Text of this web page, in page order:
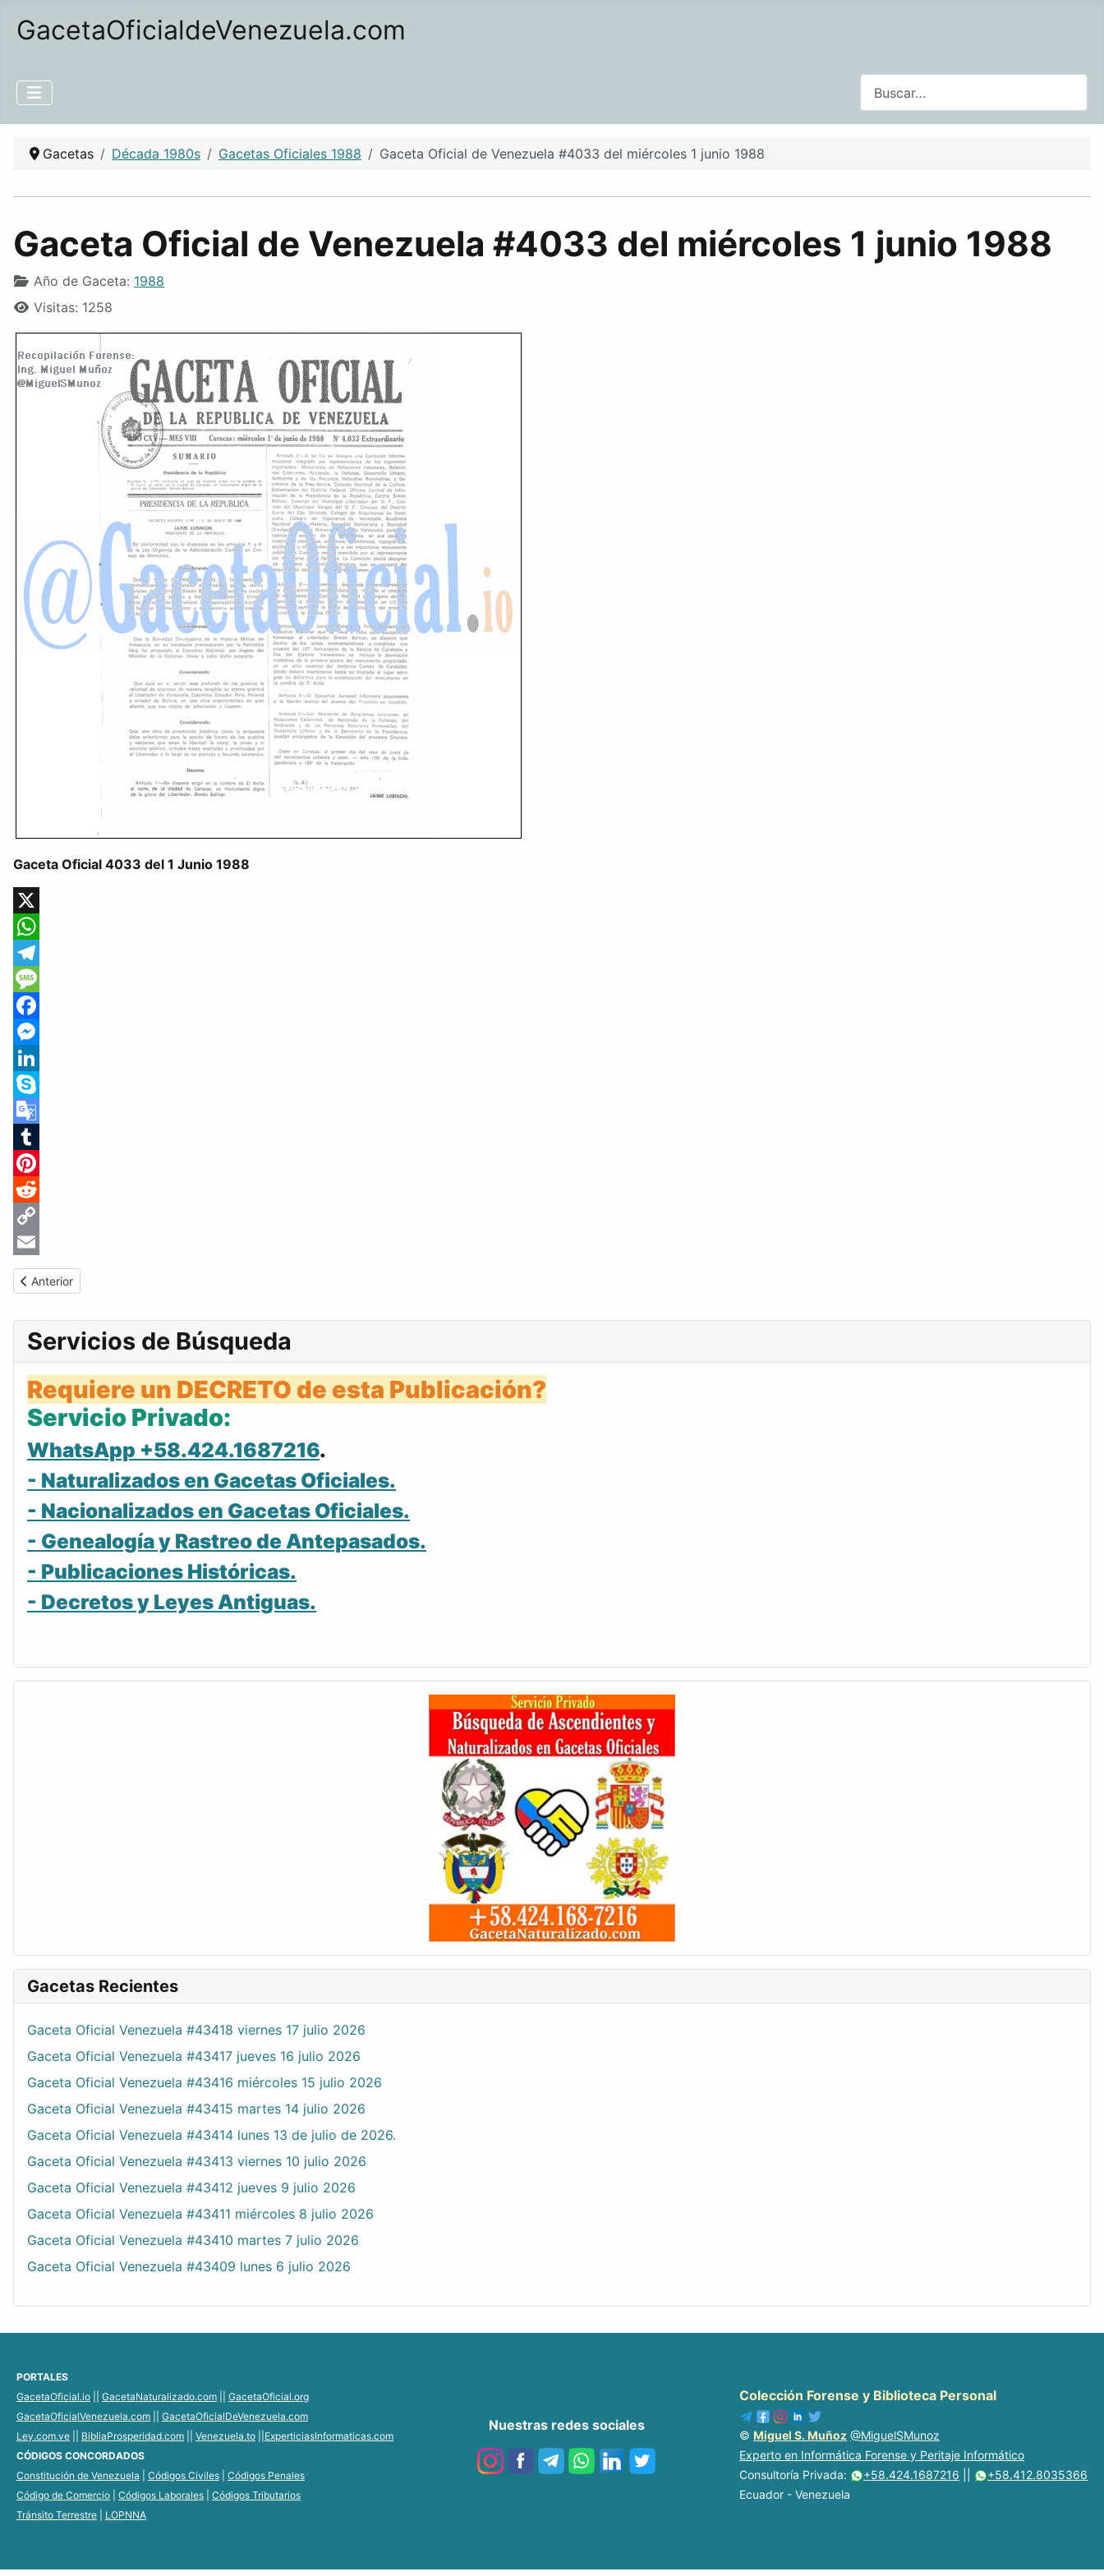
GacetaOficialdeVenezuela.com
Gacetas Década 1980s Gacetas Oficiales 1988 Gaceta Oficial de Venezuela #4033 del miércoles 1 junio 1988
Gaceta Oficial de Venezuela #4033 del miércoles 1 junio 1988
Año de Gaceta: 1988
Visitas: 1258
Gaceta Oficial 4033 del 1 Junio 1988
X
WhatsApp
Telegram
Message
Facebook
Messenger
LinkedIn
Skype
Google
Translate
Tumblr
Pinterest
Reddit
Copy
Link
Email
Artículo anterior: Gaceta Oficial de Venezuela #33977 del martes 31 mayo 1988
Anterior
Servicios de Búsqueda
Requiere un DECRETO de esta Publicación?
Servicio Privado:
WhatsApp +58.424.1687216.
- Naturalizados en Gacetas Oficiales.
- Nacionalizados en Gacetas Oficiales.
- Genealogía y Rastreo de Antepasados.
- Publicaciones Históricas.
- Decretos y Leyes Antiguas.
Gacetas Recientes
Gaceta Oficial Venezuela #43418 viernes 17 julio 2026
Gaceta Oficial Venezuela #43417 jueves 16 julio 2026
Gaceta Oficial Venezuela #43416 miércoles 15 julio 2026
Gaceta Oficial Venezuela #43415 martes 14 julio 2026
Gaceta Oficial Venezuela #43414 lunes 13 de julio de 2026.
Gaceta Oficial Venezuela #43413 viernes 10 julio 2026
Gaceta Oficial Venezuela #43412 jueves 9 julio 2026
Gaceta Oficial Venezuela #43411 miércoles 8 julio 2026
Gaceta Oficial Venezuela #43410 martes 7 julio 2026
Gaceta Oficial Venezuela #43409 lunes 6 julio 2026
PORTALES
GacetaOficial.io
GacetaNaturalizado.com
GacetaOficial.org
GacetaOficialVenezuela.com
GacetaOficialDeVenezuela.com
Ley.com.ve
BibliaProsperidad.com Venezuela.to
ExperticiasInformaticas.com
CÓDIGOS CONCORDADOS
Constitución de Venezuela
Códigos Civiles
Códigos Penales
Código de Comercio
Códigos Laborales
Códigos Tributarios
Tránsito Terrestre
LOPNNA
Nuestras redes sociales
Colección Forense y Biblioteca Personal
© Miguel S. Muñoz @MiguelSMunoz
Experto en Informática Forense y Peritaje Informático
Consultoría Privada:
+58.424.1687216
+58.412.8035366
Ecuador - Venezuela